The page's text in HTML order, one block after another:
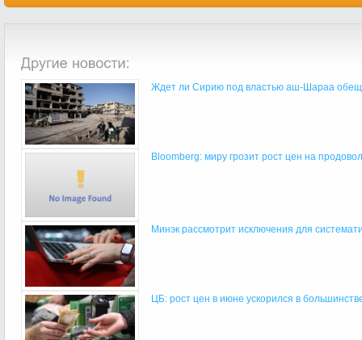
Ждет ли Сирию под властью аш-Шараа
Bloomberg: миру грозит рост цен на
Минэк рассмотрит исключения для
ЦБ: рост цен в июне ускорился в